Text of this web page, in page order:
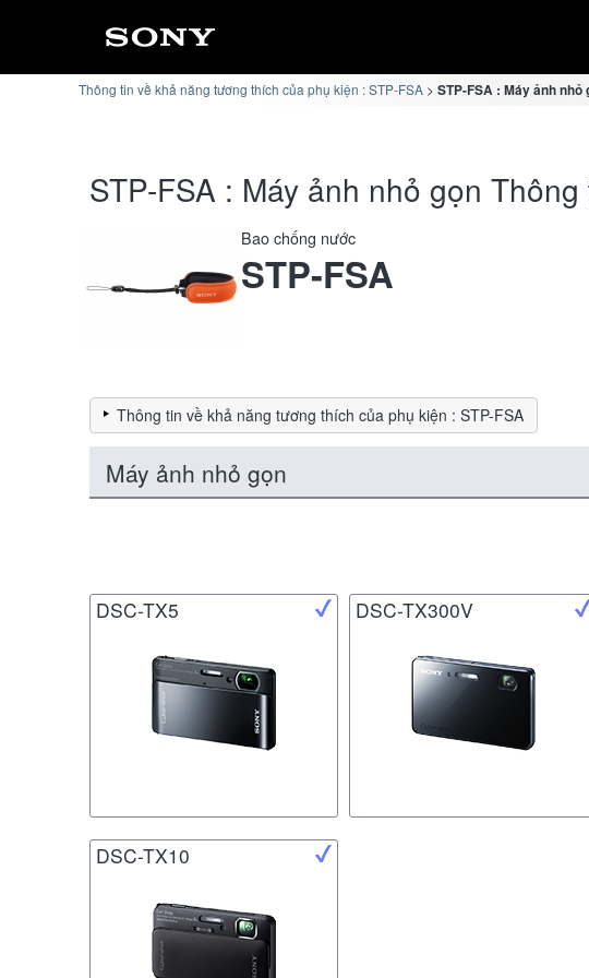
Thông tin về khả năng tương thích của phụ kiện : STP-FSA STP-FSA : Máy ảnh
STP-FSA : Máy ảnh nhỏ gọn
Bao chống nước
STP-FSA
Thông tin về khả năng tương thích của phụ kiện : STP-FSA
Máy ảnh nhỏ gọn
DSC-TX5 DSC-TX300V
DSC-TX10